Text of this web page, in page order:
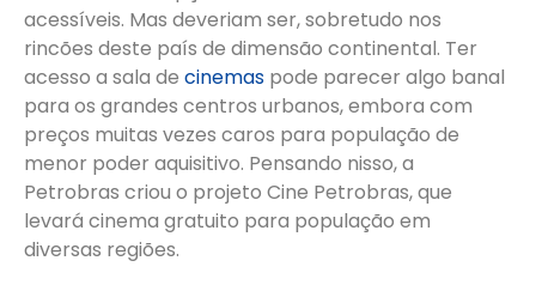
acessíveis. Mas deveriam ser, sobretudo nos
rincões deste país de dimensão continental. Ter
acesso a sala de cinemas pode parecer algo banal
para os grandes centros urbanos, embora com
preços muitas vezes caros para população de
menor poder aquisitivo. Pensando nisso, a
Petrobras criou o projeto Cine Petrobras, que
levará cinema gratuito para população em
diversas regiões.